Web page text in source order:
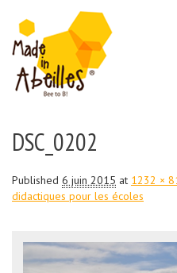
ABEILLES
PROJET
TO
B
DSC_0202
Published 6 juin 2015 at 1232 ×
didactiques pour les écoles